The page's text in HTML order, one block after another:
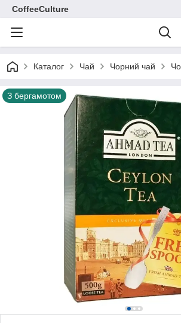
CoffeeCulture
Каталог Чай Чорний чай
З бергамотом